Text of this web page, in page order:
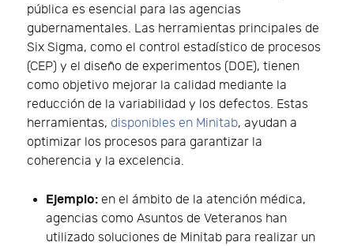
pública es esencial para las agencias
gubernamentales. Las herramientas principales de
Six Sigma, como el control estadístico de procesos
(CEP) y el diseño de experimentos (DOE), tienen
como objetivo mejorar la calidad mediante la
reducción de la variabilidad y los defectos. Estas
herramientas, disponibles en Minitab, ayudan a
optimizar los procesos para garantizar la
coherencia y la excelencia.
Ejemplo: en el ámbito de la atención médica,
agencias como Asuntos de Veteranos han
utilizado soluciones de Minitab para realizar un